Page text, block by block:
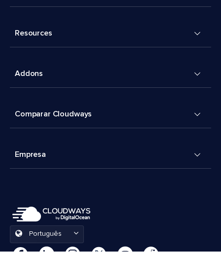
Resources
Addons
Comparar Cloudways
Empresa
Português